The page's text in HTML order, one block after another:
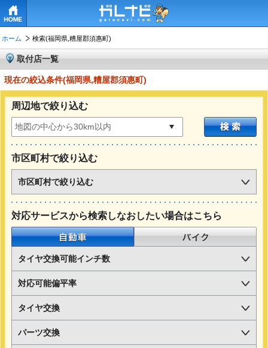
ホーム 検索(福岡県,糟屋郡須惠町)
取付店一覧
現在の絞込条件(福岡県,糟屋郡須惠町)
周辺地で絞り込む
市区町村で絞り込む
市区町村で絞り込む
対応サービスから検索しなおしたい場合はこちら
自動車
タイヤ交換可能インチ数
対応可能偏平率
タイヤ交換
パーツ交換